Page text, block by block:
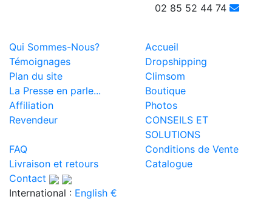
02 85 52 44 74
Qui Sommes-Nous?
Accueil
Témoignages
Dropshipping
Plan du site
Climsom
La Presse en parle...
Boutique
Affiliation
Photos
Revendeur
CONSEILS ET
SOLUTIONS
FAQ
Conditions de Vente
Livraison et retours
Catalogue
Contact
International : English €